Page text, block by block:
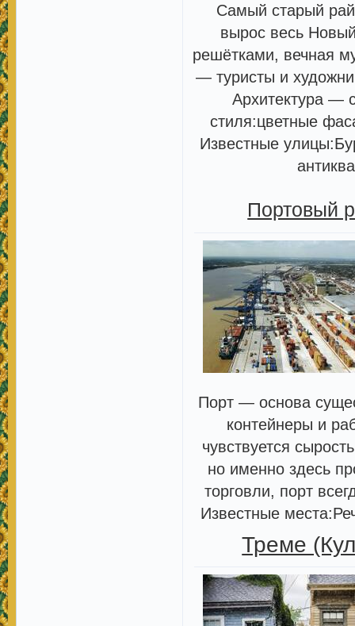
Самый старый
вырос весь
решётками, вечная
— туристы и
Архитектура —
стиля:цветные
Известные
Портовый
Порт — основа
контейнеры и
чувствуется
но именно здесь
торговли, порт
Известные
Треме